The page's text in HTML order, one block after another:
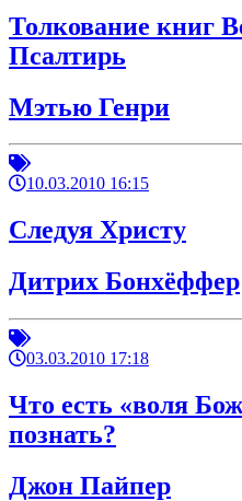
Толкование книг
Псалтирь
Мэтью Генри
10.03.2010 16:15
Следуя Христу
Дитрих Бонхёффер
03.03.2010 17:18
Что есть «воля
познать?
Джон Пайпер